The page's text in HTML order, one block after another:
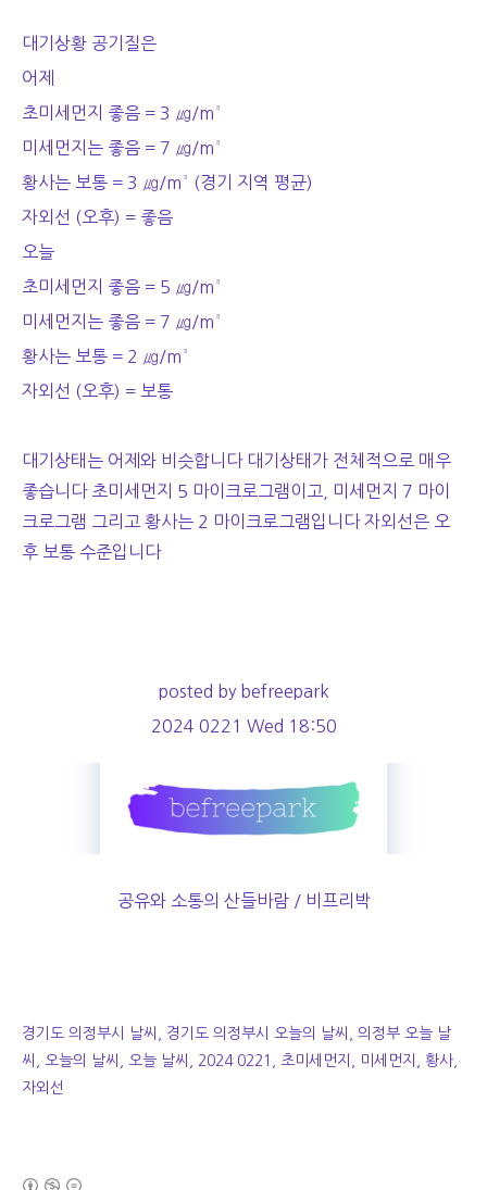
대기상황 공기질은
어제
초미세먼지 좋음 = 3 ㎍/m³
미세먼지는 좋음 = 7 ㎍/m³
황사는 보통 = 3 ㎍/m³ (경기 지역 평균)
자외선 (오후) = 좋음
오늘
초미세먼지 좋음 = 5 ㎍/m³
미세먼지는 좋음 = 7 ㎍/m³
황사는 보통 = 2 ㎍/m³
자외선 (오후) = 보통
대기상태는 어제와 비슷합니다 대기상태가 전체적으로 매우
좋습니다 초미세먼지 5 마이크로그램이고, 미세먼지 7 마이
크로그램 그리고 황사는 2 마이크로그램입니다 자외선은 오
후 보통 수준입니다
posted by befreepark
2024 0221 Wed 18:50
공유와 소통의 산들바람 / 비프리박
경기도 의정부시 날씨, 경기도 의정부시 오늘의 날씨, 의정부 오늘 날
씨, 오늘의 날씨, 오늘 날씨, 2024 0221, 초미세먼지, 미세먼지, 황사,
자외선